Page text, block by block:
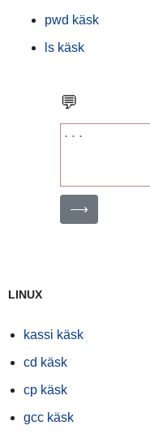
pwd käsk
ls käsk
💬
⟶
LINUX
kassi käsk
cd käsk
cp käsk
gcc käsk